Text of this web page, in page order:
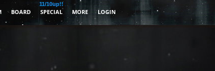
BOARD SPECIAL
11/10up!!
MORE LOGIN